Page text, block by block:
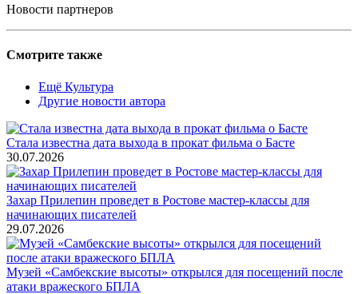
Новости партнеров
Смотрите также
Ещё Культура
Другие новости автора
Стала известна дата выхода в прокат фильма о Басте
30.07.2026
Захар Прилепин проведет в Ростове мастер-классы для
начинающих писателей
29.07.2026
Музей «Самбекские высоты» открылся для посещений после
атаки вражеского БПЛА